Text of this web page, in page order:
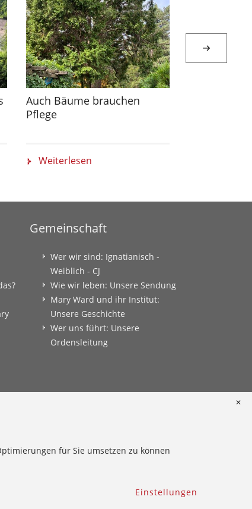
Auch Bäume brauchen
Pflege
Weiterlesen
Gemeinschaft
Wer wir sind: Ignatianisch -
Weiblich - CJ
Wie wir leben: Unsere Sendung
Mary Ward und ihr Institut:
Unsere Geschichte
Wer uns führt: Unsere
Ordensleitung
✕
für Sie umsetzen zu können
Einstellungen